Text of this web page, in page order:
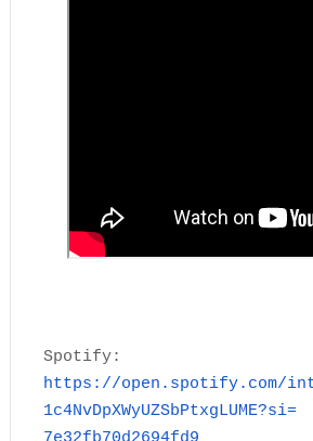
Spotify:
https://open.spotify.com/
1c4NvDpXWyUZSbPtxgLUME?si=